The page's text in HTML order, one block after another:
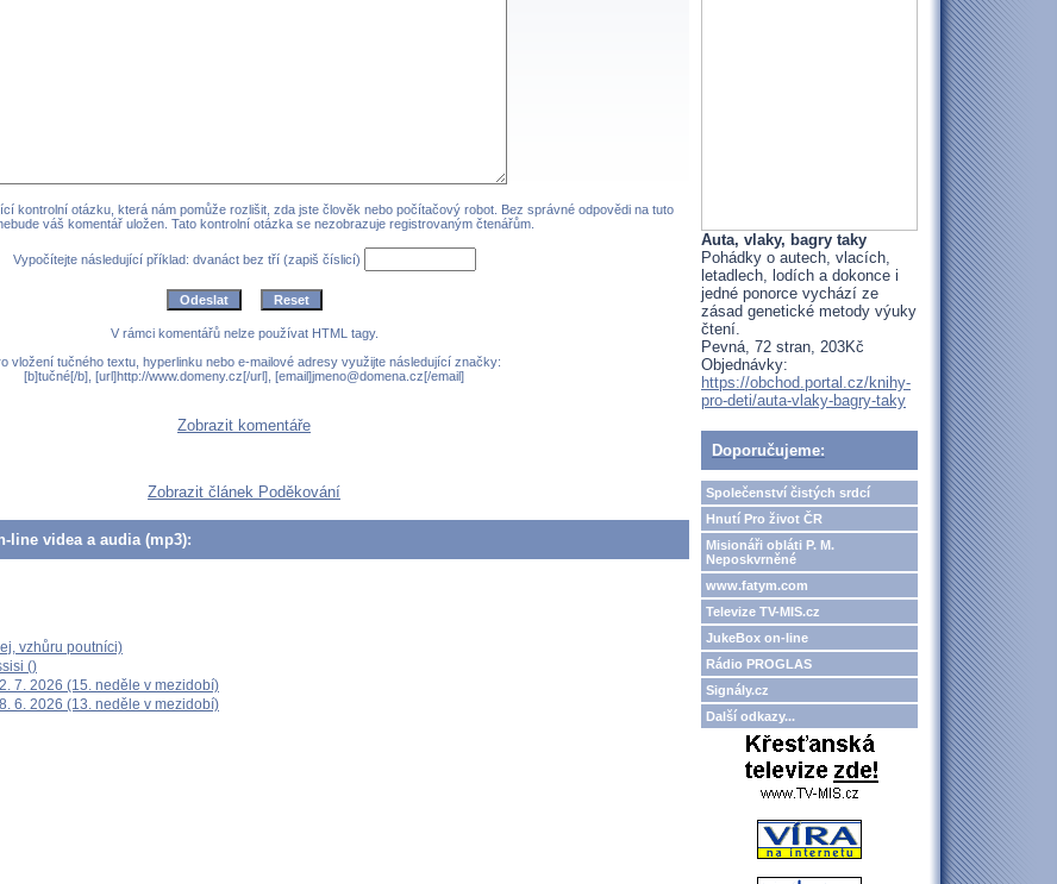
kontrolní otázku, která nám pomůže rozlišit, zda jste člověk nebo počítačový robot. Bez správné odpovědi na tuto
váš komentář uložen. Tato kontrolní otázka se nezobrazuje registrovaným čtenářům.
Vypočítejte následující příklad: dvanáct bez tří (zapiš číslicí)
V rámci komentářů nelze používat HTML tagy.
vložení tučného textu, hyperlinku nebo e-mailové adresy využijte následující značky:
[b]tučné[/b], [url]http://www.domeny.cz[/url], [email]jmeno@domena.cz[/email]
Zobrazit komentáře
Zobrazit článek Poděkování
line videa a audia (mp3):
vzhůru poutníci)
()
7. 2026 (15. neděle v mezidobí)
6. 2026 (13. neděle v mezidobí)
Auta, vlaky, bagry taky
Pohádky o autech, vlacích,
letadlech, lodích a dokonce i
jedné ponorce vychází ze
zásad genetické metody výuky
čtení.
Pevná, 72 stran, 203Kč
Objednávky:
https://obchod.portal.cz/knihy-
pro-deti/auta-vlaky-bagry-taky
Doporučujeme:
Společenství čistých srdcí
Hnutí Pro život ČR
Misionáři obláti P. M.
Neposkvrněné
www.fatym.com
Televize TV-MIS.cz
JukeBox on-line
Rádio PROGLAS
Signály.cz
Další odkazy...